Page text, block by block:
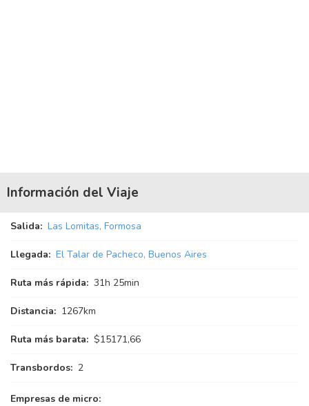
Información del Viaje
Salida: Las Lomitas, Formosa
Llegada: El Talar de Pacheco, Buenos Aires
Ruta más rápida: 31h 25min
Distancia: 1267km
Ruta más barata: $15171,66
Transbordos: 2
Empresas de micro: